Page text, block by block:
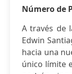
Número de
A través de
Edwin
hacia una
único límite